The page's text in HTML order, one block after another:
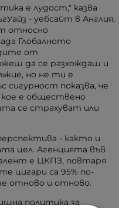
е лудост," казва
- уебсайт в Англия,
относно
Глобалното
от
да се разхождаш и
но не ти е
сигурност показва, че
е обществено
се страхуват или
- както и
цел. Агенцията във
е ЦКПЗ, повтаря
цигари са 95% по-
отново и отново.
политика за